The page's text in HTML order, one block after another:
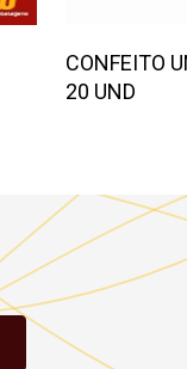
CONFEITO
20 UND